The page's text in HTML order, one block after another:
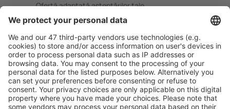
Ofertă adaptată aşteptărilor tale.
Planifică ȋn siguranţă
Rezervare fără griji cu opțiune gratuită de anulare.
Economiseşte mai mult
Prețuri atractive și oferte speciale pentru utilizatorii
conectați.